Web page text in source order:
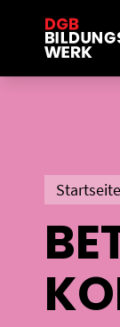
Startseite